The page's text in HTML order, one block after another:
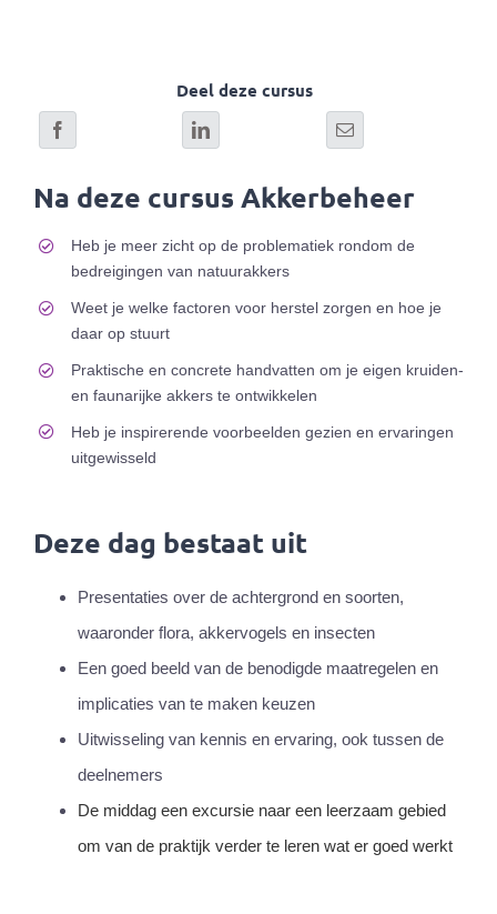
Deel deze cursus
Na deze cursus Akkerbeheer
Heb je meer zicht op de problematiek rondom de
bedreigingen van natuurakkers
Weet je welke factoren voor herstel zorgen en hoe je
daar op stuurt
Praktische en concrete handvatten om je eigen kruiden-
en faunarijke akkers te ontwikkelen
Heb je inspirerende voorbeelden gezien en ervaringen
uitgewisseld
Deze dag bestaat uit
Presentaties over de achtergrond en soorten,
waaronder flora, akkervogels en insecten
Een goed beeld van de benodigde maatregelen en
implicaties van te maken keuzen
Uitwisseling van kennis en ervaring, ook tussen de
deelnemers
De middag een excursie naar een leerzaam gebied
om van de praktijk verder te leren wat er goed werkt